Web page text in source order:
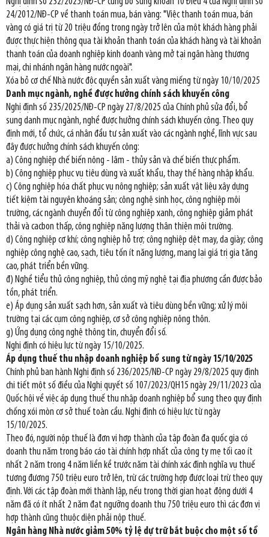
24/2012/NĐ-CP về thanh toán mua, bán vàng: "Việc thanh toán mua, bán
vàng có giá trị từ 20 triệu đồng trong ngày trở lên của một khách hàng phải
được thực hiện thông qua tài khoản thanh toán của khách hàng và tài khoản
thanh toán của doanh nghiệp kinh doanh vàng mở tại ngân hàng thương
mại, chi nhánh ngân hàng nước ngoài".
Xóa bỏ cơ chế Nhà nước độc quyền sản xuất vàng miếng từ ngày 10/10/2025
Danh mục ngành, nghề được hưởng chính sách khuyến công
Nghị định số 235/2025/NĐ-CP ngày 27/8/2025 của Chính phủ sửa đổi, bổ
sung danh mục ngành, nghề được hưởng chính sách khuyến công. Theo quy
định mới, tổ chức, cá nhân đầu tư sản xuất vào các ngành nghề, lĩnh vực sau
đây được hưởng chính sách khuyến công:
a) Công nghiệp chế biến nông - lâm - thủy sản và chế biến thực phẩm.
b) Công nghiệp phục vụ tiêu dùng và xuất khẩu, thay thế hàng nhập khẩu.
c) Công nghiệp hóa chất phục vụ nông nghiệp; sản xuất vật liệu xây dựng
tiết kiệm tài nguyên khoáng sản; công nghệ sinh học, công nghiệp môi
trường, các ngành chuyển đổi từ công nghiệp xanh, công nghiệp giảm phát
thải và cacbon thấp, công nghiệp năng lượng thân thiện môi trường.
d) Công nghiệp cơ khí; công nghiệp hỗ trợ; công nghiệp dệt may, da giày; công
nghiệp công nghệ cao, sạch, tiêu tốn ít năng lượng, mang lại giá trị gia tăng
cao, phát triển bền vững.
đ) Nghề tiểu thủ công nghiệp, thủ công mỹ nghệ tại địa phương cần được bảo
tồn, phát triển.
e) Áp dụng sản xuất sạch hơn, sản xuất và tiêu dùng bền vững; xử lý môi
trường tại các cụm công nghiệp, cơ sở công nghiệp nông thôn.
g) Ứng dụng công nghệ thông tin, chuyển đổi số.
Nghị định có hiệu lực từ ngày 15/10/2025.
Áp dụng thuế thu nhập doanh nghiệp bổ sung từ ngày 15/10/2025
Chính phủ ban hành Nghị định số 236/2025/NĐ-CP ngày 29/8/2025 quy định
chi tiết một số điều của Nghị quyết số 107/2023/QH15 ngày 29/11/2023 của
Quốc hội về việc áp dụng thuế thu nhập doanh nghiệp bổ sung theo quy định
chống xói mòn cơ sở thuế toàn cầu. Nghị định có hiệu lực từ ngày
15/10/2025.
Theo đó, người nộp thuế là đơn vị hợp thành của tập đoàn đa quốc gia có
doanh thu năm trong báo cáo tài chính hợp nhất của công ty mẹ tối cao ít
nhất 2 năm trong 4 năm liền kề trước năm tài chính xác định nghĩa vụ thuế
tương đương 750 triệu euro trở lên, trừ các trường hợp được loại trừ theo quy
định. Với các tập đoàn mới thành lập, nếu trong thời gian hoạt động dưới 4
năm đã có ít nhất 2 năm đạt ngưỡng doanh thu 750 triệu euro thì các đơn vị
hợp thành cũng thuộc diện phải nộp thuế.
Ngân hàng Nhà nước giảm 50% tỷ lệ dự trữ bắt buộc cho một số tổ